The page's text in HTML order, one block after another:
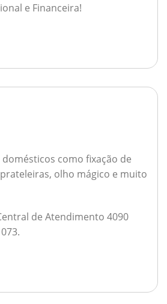
e Financeira!
como fixação de
olho mágico e muito
de Atendimento 4090